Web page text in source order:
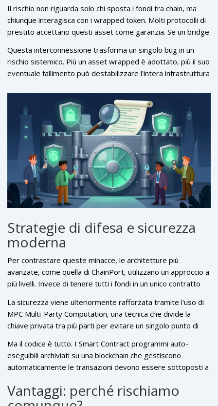
Il rischio non riguarda solo chi sposta i fondi tra chain, ma
chiunque interagisca con i wrapped token. Molti protocolli di
prestito accettano questi asset come garanzia. Se un bridge
liquidità può diventare insolvente. Anche se tu hai prestato
solo asset nativi della rete, potresti non riuscire a
recuperare i tuoi fondi perché il collaterale che li supportava
Questa interconnessione trasforma un singolo bug in un
rischio sistemico. Più un asset wrapped è adottato, più il suo
eventuale fallimento può destabilizzare l'intera infrastruttura
Strategie di difesa e sicurezza
moderna
Per contrastare queste minacce, le architetture più
avanzate, come quella di ChainPort, utilizzano un approccio a
più livelli. Invece di tenere tutti i fondi in un unico contratto
degli asset viene spostata inCold Storage metodi di
conservazione di chiavi crittografiche offline per prevenire
l'accesso non autorizzato.
La sicurezza viene ulteriormente rafforzata tramite l'uso di
MPC Multi-Party Computation, una tecnica che divide la
chiave privata tra più parti per evitare un singolo punto di
Fireblocks. In questo modo, nessuna singola persona o
singola chiave può autorizzare un prelievo massiccio di fondi
dal vault.
Ma il codice è tutto. I Smart Contract programmi auto-
eseguibili archiviati su una blockchain che gestiscono
automaticamente le transazioni devono essere sottoposti a
per trovare bug o falle logiche prima che vengano sfruttate.
La trasparenza di questi report pubblici è l'unico modo per
Vantaggi: perché rischiamo